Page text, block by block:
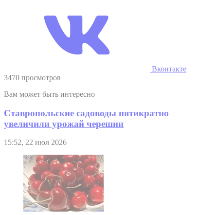
Вконтакте
3470 просмотров
Вам может быть интересно
Ставропольские садоводы пятикратно
увеличили урожай черешни
15:52, 22 июл 2026